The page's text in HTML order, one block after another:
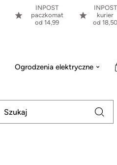
INPOST
paczkomat
od 14,99
INPOST
kurier
od 18,50
Ogrodzenia elektryczne